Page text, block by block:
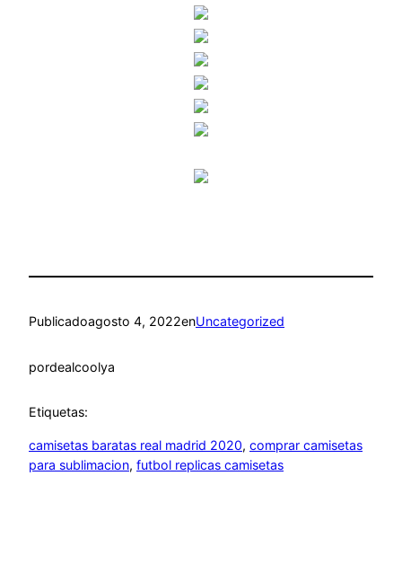
Publicadoagosto 4, 2022enUncategorized
pordealcoolya
Etiquetas:
camisetas baratas real madrid 2020, comprar camisetas
para sublimacion, futbol replicas camisetas